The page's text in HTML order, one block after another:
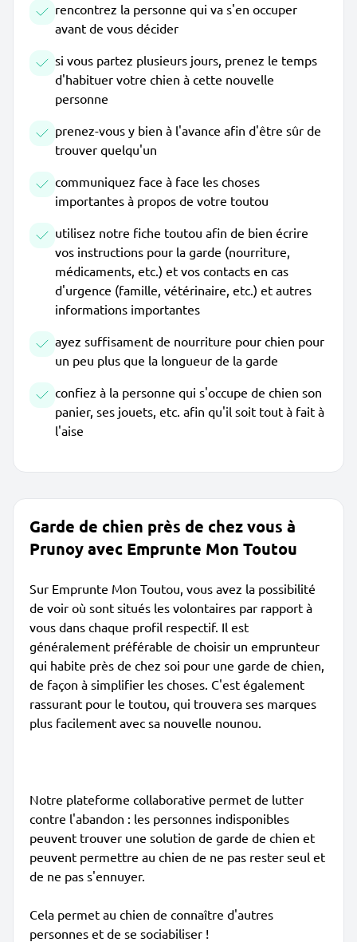
rencontrez la personne qui va s'en occuper
avant de vous décider
si vous partez plusieurs jours, prenez le temps
d'habituer votre chien à cette nouvelle
personne
prenez-vous y bien à l'avance afin d'être sûr de
trouver quelqu'un
communiquez face à face les choses
importantes à propos de votre toutou
utilisez notre fiche toutou afin de bien écrire
vos instructions pour la garde (nourriture,
médicaments, etc.) et vos contacts en cas
d'urgence (famille, vétérinaire, etc.) et autres
informations importantes
ayez suffisament de nourriture pour chien pour
un peu plus que la longueur de la garde
confiez à la personne qui s'occupe de chien son
panier, ses jouets, etc. afin qu'il soit tout à fait à
l'aise
Garde de chien près de chez vous à
Prunoy avec Emprunte Mon Toutou
Sur Emprunte Mon Toutou, vous avez la possibilité
de voir où sont situés les volontaires par rapport à
vous dans chaque profil respectif. Il est
généralement préférable de choisir un emprunteur
qui habite près de chez soi pour une garde de chien,
de façon à simplifier les choses. C'est également
rassurant pour le toutou, qui trouvera ses marques
plus facilement avec sa nouvelle nounou.
Notre plateforme collaborative permet de lutter
contre l'abandon : les personnes indisponibles
peuvent trouver une solution de garde de chien et
peuvent permettre au chien de ne pas rester seul et
de ne pas s'ennuyer.
Cela permet au chien de connaître d'autres
personnes et de se sociabiliser !